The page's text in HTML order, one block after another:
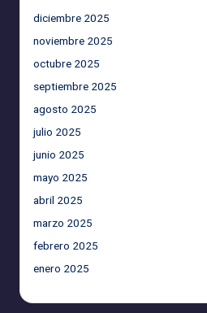
diciembre 2025
noviembre 2025
octubre 2025
septiembre 2025
agosto 2025
julio 2025
junio 2025
mayo 2025
abril 2025
marzo 2025
febrero 2025
enero 2025